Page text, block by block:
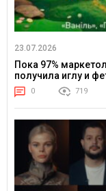
23.07.2026
Пока 97%
получила иглу и
0 719